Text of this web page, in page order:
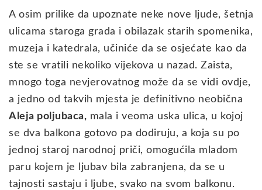
A osim prilike da upoznate neke nove ljude, šetnja
ulicama staroga grada i obilazak starih spomenika,
muzeja i katedrala, učiniće da se osjećate kao da
ste se vratili nekoliko vijekova u nazad. Zaista,
mnogo toga nevjerovatnog može da se vidi ovdje,
a jedno od takvih mjesta je definitivno neobična
Aleja poljubaca, mala i veoma uska ulica, u kojoj
se dva balkona gotovo pa dodiruju, a koja su po
jednoj staroj narodnoj priči, omogućila mladom
paru kojem je ljubav bila zabranjena, da se u
tajnosti sastaju i ljube, svako na svom balkonu.